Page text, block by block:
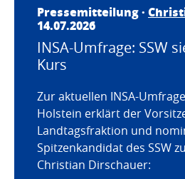
Pressemitteilung ·
14.07.2026
INSA-Umfrage: SSW
Kurs
Zur aktuellen INSA-
Holstein erklärt der
Landtagsfraktion und
Spitzenkandidat des SSW
Christian Dirschauer: